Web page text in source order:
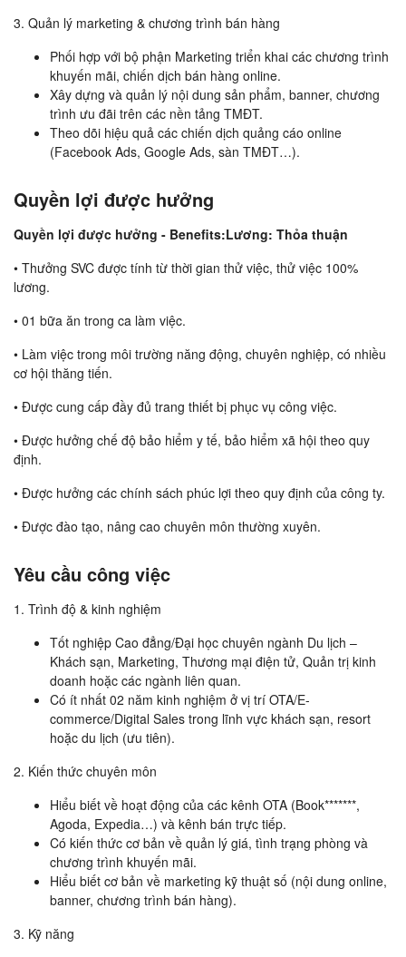
3. Quản lý marketing & chương trình bán hàng
Phối hợp với bộ phận Marketing triển khai các chương trình
khuyến mãi, chiến dịch bán hàng online.
Xây dựng và quản lý nội dung sản phẩm, banner, chương
trình ưu đãi trên các nền tảng TMĐT.
Theo dõi hiệu quả các chiến dịch quảng cáo online
(Facebook Ads, Google Ads, sàn TMĐT…).
Quyền lợi được hưởng
Quyền lợi được hưởng - Benefits:Lương: Thỏa thuận
• Thưởng SVC được tính từ thời gian thử việc, thử việc 100%
lương.
• 01 bữa ăn trong ca làm việc.
• Làm việc trong môi trường năng động, chuyên nghiệp, có nhiều
cơ hội thăng tiến.
• Được cung cấp đầy đủ trang thiết bị phục vụ công việc.
• Được hưởng chế độ bảo hiểm y tế, bảo hiểm xã hội theo quy
định.
• Được hưởng các chính sách phúc lợi theo quy định của công ty.
• Được đào tạo, nâng cao chuyên môn thường xuyên.
Yêu cầu công việc
1. Trình độ & kinh nghiệm
Tốt nghiệp Cao đẳng/Đại học chuyên ngành Du lịch –
Khách sạn, Marketing, Thương mại điện tử, Quản trị kinh
doanh hoặc các ngành liên quan.
Có ít nhất 02 năm kinh nghiệm ở vị trí OTA/E-
commerce/Digital Sales trong lĩnh vực khách sạn, resort
hoặc du lịch (ưu tiên).
2. Kiến thức chuyên môn
Hiểu biết về hoạt động của các kênh OTA (Book*******,
Agoda, Expedia…) và kênh bán trực tiếp.
Có kiến thức cơ bản về quản lý giá, tình trạng phòng và
chương trình khuyến mãi.
Hiểu biết cơ bản về marketing kỹ thuật số (nội dung online,
banner, chương trình bán hàng).
3. Kỹ năng